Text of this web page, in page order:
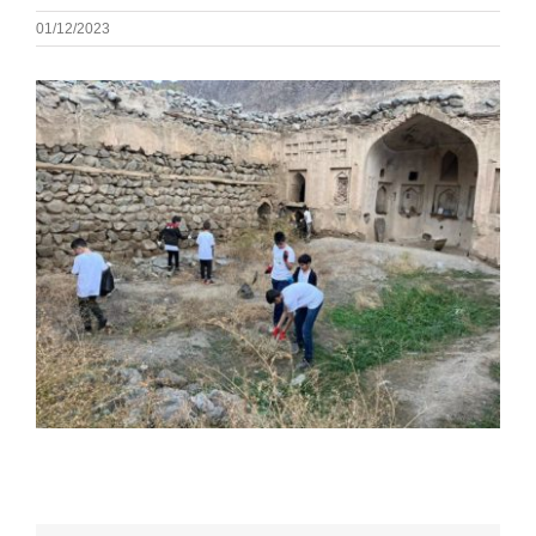
01/12/2023